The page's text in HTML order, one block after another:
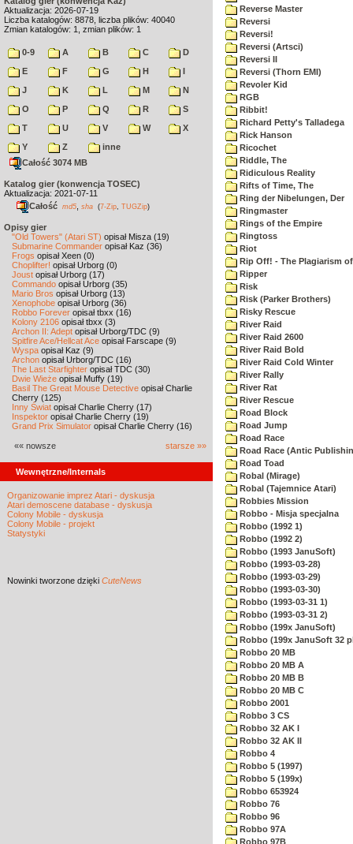
Aktualizacja: 2026-07-19
Liczba katalogów: 8878, liczba plików: 40040
Zmian katalogów: 1, zmian plików: 1
0-9 A B C
D
E
F G H
I
J
K L M
N
O
P Q R
S
T
U V W
X
Y
Z
inne
Całość 3074 MB
Katalog gier (konwencja TOSEC)
Aktualizacja: 2021-07-11
Całość md5 sha (7-Zip TUGZip)
Opisy gier
"Old Towers" (Atari ST) opisał Misza (19)
Submarine Commander opisał Kaz (36)
Frogs opisał Xeen (0)
Choplifter! opisał Urborg (0)
Joust opisał Urborg (17)
Commando opisał Urborg (35)
Mario Bros opisał Urborg (13)
Xenophobe opisał Urborg (36)
Robbo Forever opisał tbxx (16)
Kolony 2106 opisał tbxx (3)
Archon II: Adept opisał Urborg/TDC (9)
Spitfire Ace/Hellcat Ace opisał Farscape (9)
Wyspa opisał Kaz (9)
Archon opisał Urborg/TDC (16)
The Last Starfighter opisał TDC (30)
Dwie Wieże opisał Muffy (19)
Basil The Great Mouse Detective opisał Charlie
Cherry (125)
Inny Świat opisał Charlie Cherry (17)
Inspektor opisał Charlie Cherry (19)
Grand Prix Simulator opisał Charlie Cherry (16)
«« nowsze starsze »»
Wewnętrzne/Internals
Organizowanie imprez Atari - dyskusja
Atari demoscene database - dyskusja
Colony Mobile - dyskusja
Colony Mobile - projekt
Statystyki
Nowinki tworzone dzięki CuteNews
Reverse Master
Reversi
Reversi!
Reversi (Artsci)
Reversi II
Reversi (Thorn EMI)
Revoler Kid
RGB
Ribbit!
Richard Petty's Talladega
Rick Hanson
Ricochet
Riddle, The
Ridiculous Reality
Rifts of Time, The
Ring der Nibelungen, Der
Ringmaster
Rings of the Empire
Ringtoss
Riot
Rip Off! - The Plagiarism of
Ripper
Risk
Risk (Parker Brothers)
Risky Rescue
River Raid
River Raid 2600
River Raid Bold
River Raid Cold Winter
River Rally
River Rat
River Rescue
Road Block
Road Jump
Road Race
Road Race (Antic
Road Toad
Robal (Mirage)
Robal (Tajemnice Atari)
Robbies Mission
Robbo - Misja specjalna
Robbo (1992 1)
Robbo (1992 2)
Robbo (1993 JanuSoft)
Robbo (1993-03-28)
Robbo (1993-03-29)
Robbo (1993-03-30)
Robbo (1993-03-31 1)
Robbo (1993-03-31 2)
Robbo (199x JanuSoft)
Robbo (199x JanuSoft 32
Robbo 20 MB
Robbo 20 MB A
Robbo 20 MB B
Robbo 20 MB C
Robbo 2001
Robbo 3 CS
Robbo 32 AK I
Robbo 32 AK II
Robbo 4
Robbo 5 (1997)
Robbo 5 (199x)
Robbo 653924
Robbo 76
Robbo 96
Robbo 97A
Robbo 97B